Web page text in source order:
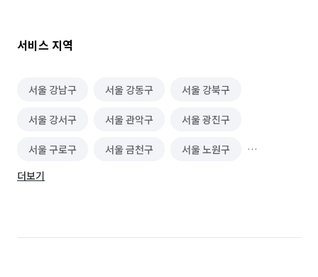
서비스 지역
서울 강남구 서울 강동구 서울 강북구
서울 강서구 서울 관악구 서울 광진구
서울 구로구 서울 금천구 서울 노원구
서울 도봉구
서울 성동구 서울 성북구 서울 송파구
더보기